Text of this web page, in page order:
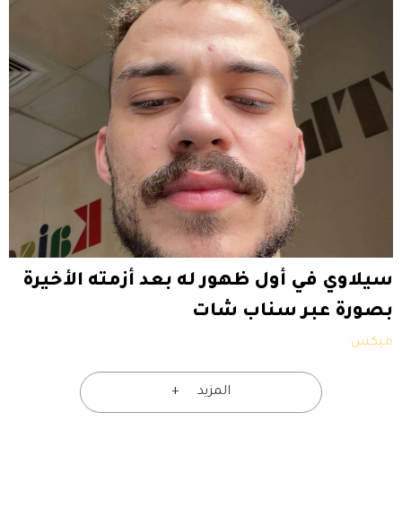
سيلاوي في أول ظهور له بعد أزمته الأخيرة
بصورة عبر سناب شات
ميكس
المزيد